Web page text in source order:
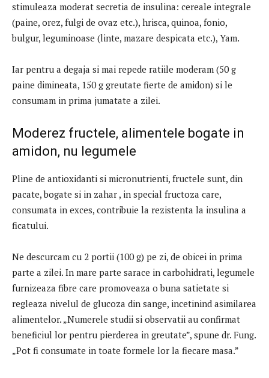
stimuleaza moderat secretia de insulina: cereale integrale
(paine, orez, fulgi de ovaz etc.), hrisca, quinoa, fonio,
bulgur, leguminoase (linte, mazare despicata etc.), Yam.
Iar pentru a degaja si mai repede ratiile moderam (50 g
paine dimineata, 150 g greutate fierte de amidon) si le
consumam in prima jumatate a zilei.
Moderez fructele, alimentele bogate in
amidon, nu legumele
Pline de antioxidanti si micronutrienti, fructele sunt, din
pacate, bogate si in zahar , in special fructoza care,
consumata in exces, contribuie la rezistenta la insulina a
ficatului.
Ne descurcam cu 2 portii (100 g) pe zi, de obicei in prima
parte a zilei. In mare parte sarace in carbohidrati, legumele
furnizeaza fibre care promoveaza o buna satietate si
regleaza nivelul de glucoza din sange, incetinind asimilarea
alimentelor. „Numerele studii si observatii au confirmat
beneficiul lor pentru pierderea in greutate”, spune dr. Fung.
„Pot fi consumate in toate formele lor la fiecare masa.”